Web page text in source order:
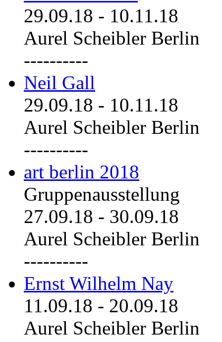
29.09.18 - 10.11.18
Aurel Scheibler Berlin
----------
Neil Gall
29.09.18 - 10.11.18
Aurel Scheibler Berlin
----------
art berlin 2018
Gruppenausstellung
27.09.18 - 30.09.18
Aurel Scheibler Berlin
----------
Ernst Wilhelm Nay
11.09.18 - 20.09.18
Aurel Scheibler Berlin